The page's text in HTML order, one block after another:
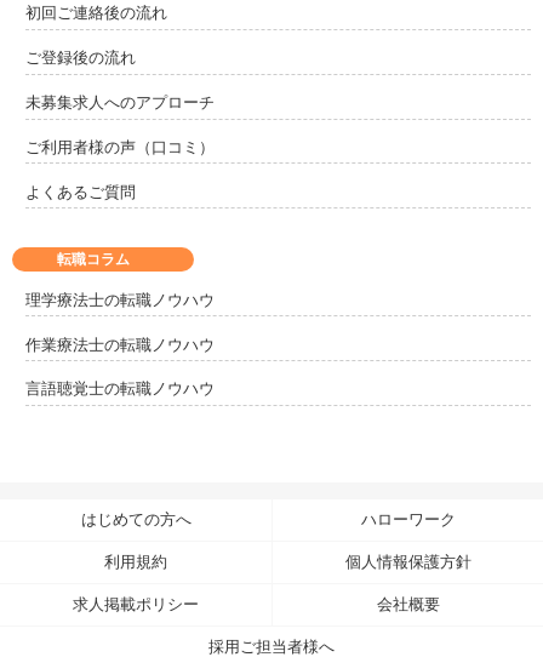
初回ご連絡後の流れ
ご登録後の流れ
未募集求人へのアプローチ
ご利用者様の声（口コミ）
よくあるご質問
転職コラム
理学療法士の転職ノウハウ
作業療法士の転職ノウハウ
言語聴覚士の転職ノウハウ
はじめての方へ ハローワーク
利用規約 個人情報保護方針
求人掲載ポリシー 会社概要
採用ご担当者様へ